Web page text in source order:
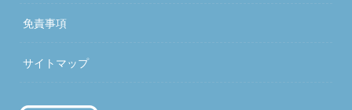
免責事項
サイトマップ